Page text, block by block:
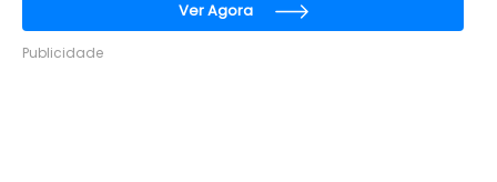
Ver Agora
Publicidade